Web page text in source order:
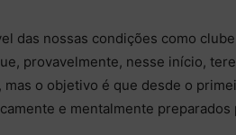
das nossas condições como
provavelmente, nesse início,
mas o objetivo é que desde o
e mentalmente preparados